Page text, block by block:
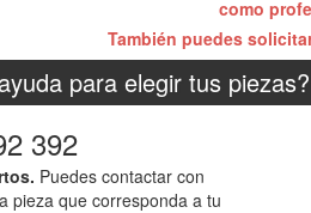
como
También puedes
para elegir tus piezas?
392
Puedes contactar con
pieza que corresponda a tu